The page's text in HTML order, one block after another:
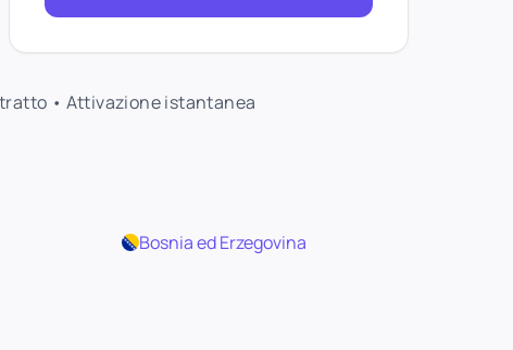
• Attivazione istantanea
Bosnia ed Erzegovina